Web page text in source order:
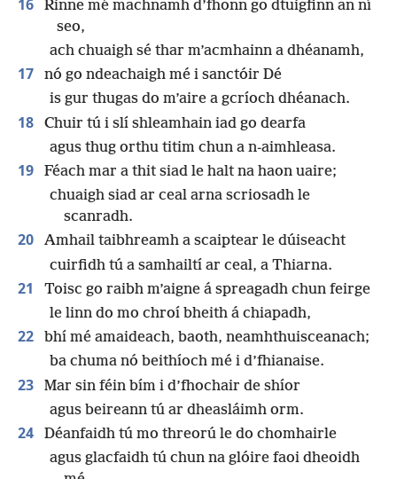
16
Rinne mé machnamh d’fhonn go dtuigfinn an ní
seo,
ach chuaigh sé thar m’acmhainn a dhéanamh,
17
nó go ndeachaigh mé i sanctóir Dé
is gur thugas do m’aire a gcríoch dhéanach.
18
Chuir tú i slí shleamhain iad go dearfa
agus thug orthu titim chun a n-aimhleasa.
19
Féach mar a thit siad le halt na haon uaire;
chuaigh siad ar ceal arna scriosadh le
scanradh.
20
Amhail taibhreamh a scaiptear le dúiseacht
cuirfidh tú a samhailtí ar ceal, a Thiarna.
21
Toisc go raibh m’aigne á spreagadh chun feirge
le linn do mo chroí bheith á chiapadh,
22
bhí mé amaideach, baoth, neamhthuisceanach;
ba chuma nó beithíoch mé i d’fhianaise.
23
Mar sin féin bím i d’fhochair de shíor
agus beireann tú ar dheasláimh orm.
24
Déanfaidh tú mo threorú le do chomhairle
agus glacfaidh tú chun na glóire faoi dheoidh